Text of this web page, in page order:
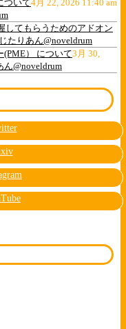
ついて4月 22, 2026 11:40 am
してもらうためのアドオン
たりあん@noveldrum
） について3月 30,
ん@noveldrum